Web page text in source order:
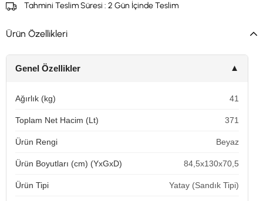
Tahmini Teslim Süresi : 2 Gün İçinde Teslim
Ürün Özellikleri
Genel Özellikler ▼
Ağırlık (kg) 41
Toplam Net Hacim (Lt) 371
Ürün Rengi Beyaz
Ürün Boyutları (cm) (YxGxD) 84,5x130x70,5
Ürün Tipi Yatay (Sandık Tipi)